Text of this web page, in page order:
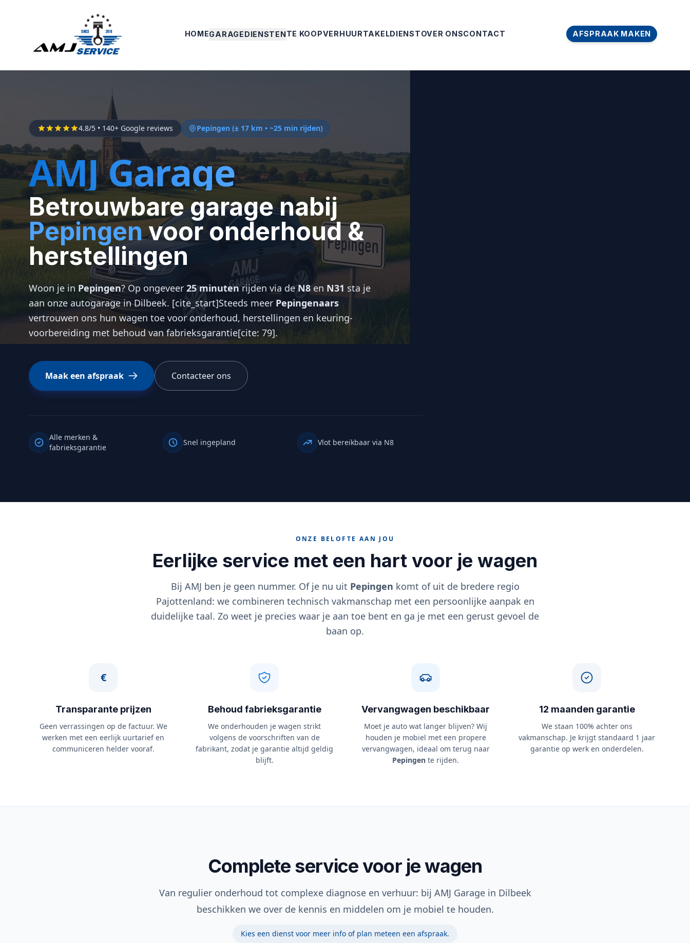
HOMEGARAGEDIENSTENTE KOOPVERHUURTAKELDIENSTOVER ONSCONTACT AFSPRAAK MAKEN
4.8/5 • 140+ Google reviews Pepingen (± 17 km • ~25 min rijden)
AMJ Garage
Betrouwbare garage nabij
Pepingenvoor onderhoud &
herstellingen
Woon je in Pepingen? Op ongeveer 25 minutenrijden via deN8en N31 sta je
aan onze autogarage in Dilbeek. [cite_start]Steeds meer Pepingenaars
vertrouwen ons hun wagen toe voor onderhoud, herstellingen en keuring-
voorbereiding met behoud van fabrieksgarantie[cite: 79].
Maak een afspraak Contacteer ons
Alle merken &
fabrieksgarantie
Snel ingepland Vlot bereikbaar via N8
ONZE BELOFTE AAN JOU
Eerlijke service met een hart voor je wagen
Bij AMJ ben je geen nummer. Of je nu uit Pepingen komt of uit de bredere regio
Pajottenland: we combineren technisch vakmanschap met een persoonlijke aanpak en
duidelijke taal. Zo weet je precies waar je aan toe bent en ga je met een gerust gevoel de
baan op.
€
Transparante prijzen
Geen verrassingen op de factuur. We
werken met een eerlijk uurtarief en
communiceren helder vooraf.
Behoud fabrieksgarantie
We onderhouden je wagen strikt
volgens de voorschriften van de
fabrikant, zodat je garantie altijd geldig
blijft.
Vervangwagen beschikbaar
Moet je auto wat langer blijven? Wij
houden je mobiel met een propere
vervangwagen, ideaal om terug naar
Pepingen te rijden.
12 maanden garantie
We staan 100% achter ons
vakmanschap. Je krijgt standaard 1 jaar
garantie op werk en onderdelen.
Complete service voor je wagen
Van regulier onderhoud tot complexe diagnose en verhuur: bij AMJ Garage in Dilbeek
beschikken we over de kennis en middelen om je mobiel te houden.
Kies een dienst voor meer info of plan meteen een afspraak.